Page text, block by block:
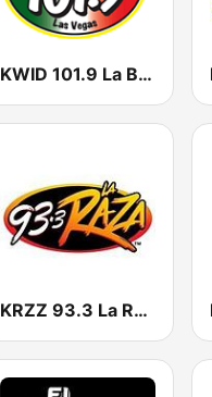
KWID 101.9 La Buena
KRZZ 93.3 La Raza FM